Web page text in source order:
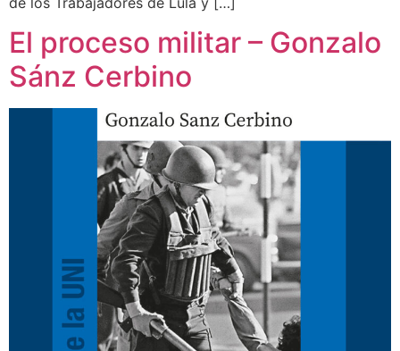
El proceso militar – Gonzalo
Sánz Cerbino